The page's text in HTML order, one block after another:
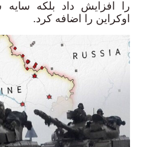
را افزایش داد بلکه
اوکراین را اضافه کرد.